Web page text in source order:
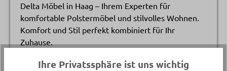
Delta Möbel in Haag – Ihrem Experten für
komfortable Polstermöbel und stilvolles Wohnen.
Komfort und Stil perfekt kombiniert für Ihr
Zuhause.
Ihre Privatssphäre ist uns wichtig